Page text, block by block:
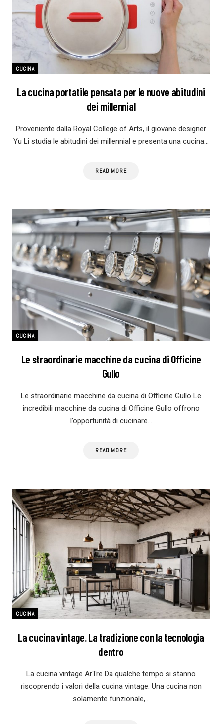
CUCINA
La cucina portatile pensata per le nuove abitudini
dei millennial
Proveniente dalla Royal College of Arts, il giovane designer
Yu Li studia le abitudini dei millennial e presenta una cucina…
READ MORE
CUCINA
Le straordinarie macchine da cucina di Officine
Gullo
Le straordinarie macchine da cucina di Officine Gullo Le
incredibili macchine da cucina di Officine Gullo offrono
l’opportunità di cucinare…
READ MORE
CUCINA
La cucina vintage. La tradizione con la tecnologia
dentro
La cucina vintage ArTre Da qualche tempo si stanno
riscoprendo i valori della cucina vintage. Una cucina non
solamente funzionale,…